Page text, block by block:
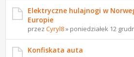
Elektryczne hulajnogi w
Europie
przezCyryl8» poniedziałek 12
Konfiskata auta